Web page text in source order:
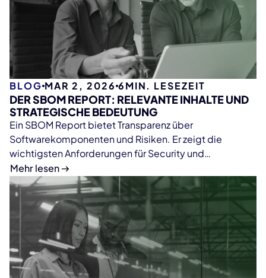
BLOG MAR 2, 2026 6MIN. LESEZEIT
DER SBOM REPORT: RELEVANTE INHALTE UND
STRATEGISCHE BEDEUTUNG
Ein SBOM Report bietet Transparenz über
Softwarekomponenten und Risiken. Er zeigt die
wichtigsten Anforderungen für Security und
regulatorische Compliance.
Mehr lesen